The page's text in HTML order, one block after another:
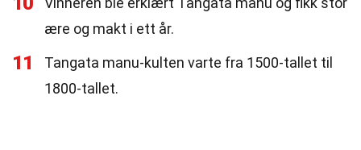
ære og makt i ett år.
11
Tangata manu-kulten varte fra 1500-tallet til
1800-tallet.